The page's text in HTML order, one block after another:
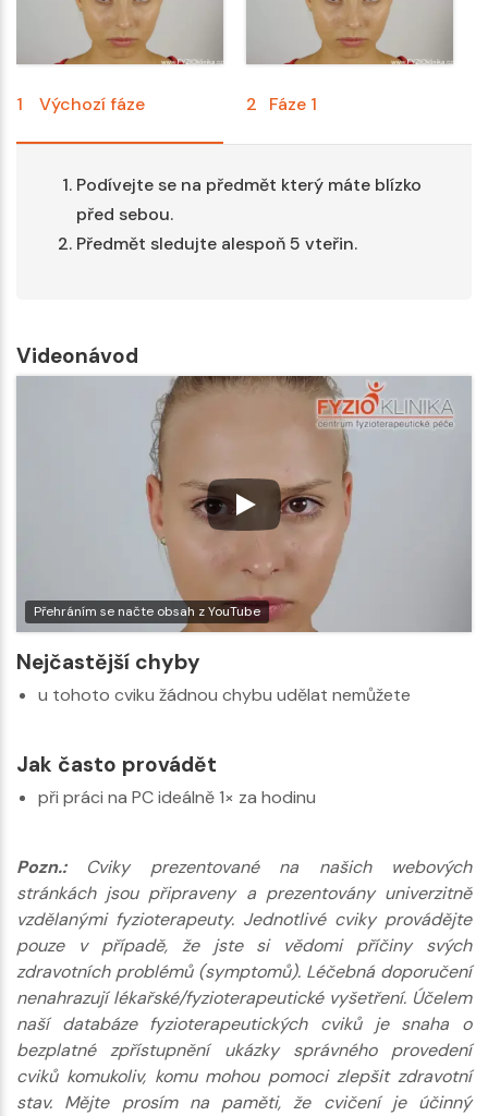
1 Výchozí fáze 2 Fáze 1
Podívejte se na předmět který máte blízko
před sebou.
Předmět sledujte alespoň 5 vteřin.
Videonávod
Přehráním se načte obsah z YouTube
Nejčastější chyby
u tohoto cviku žádnou chybu udělat nemůžete
Jak často provádět
při práci na PC ideálně 1× za hodinu
Pozn.: Cviky prezentované na našich webových
stránkách jsou připraveny a prezentovány univerzitně
vzdělanými fyzioterapeuty. Jednotlivé cviky provádějte
pouze v případě, že jste si vědomi příčiny svých
zdravotních problémů (symptomů). Léčebná doporučení
nenahrazují lékařské/fyzioterapeutické vyšetření. Účelem
naší databáze fyzioterapeutických cviků je snaha o
bezplatné zpřístupnění ukázky správného provedení
cviků komukoliv, komu mohou pomoci zlepšit zdravotní
stav. Mějte prosím na paměti, že cvičení je účinný